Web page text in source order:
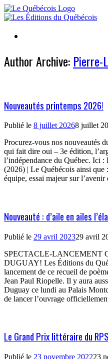
Skip
to
Author Archive: Pierre-
Nouveautés printemps 2026!
Publié le 8 juillet 20268 juillet
Procurez-vous nos nouveautés
qui fait dire oui – 3e édition,
l’indépendance du Québec. Ici
(2026) | Le Québécois ainsi que
équipe, essai majeur sur
Nouveauté : d’aile en ailes
Publié le 29 avril 202329 avril
SPECTACLE-LANCEMENT
DUGUAY! Les Éditions du
lancement de ce recueil de
Jean Paul Riopelle. Il y aura
Duguay ce lundi au Palais
de lancer l’ouvrage
Le Grand Prix littéraire du
Publié le 23 novembre 202223